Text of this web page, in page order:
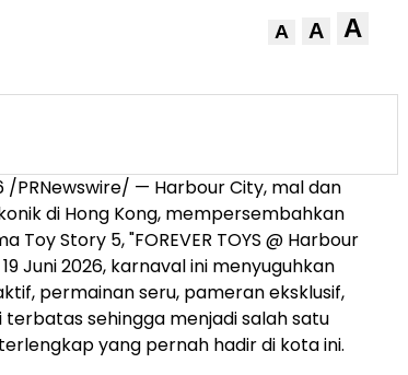
A A A
/PRNewswire/ — Harbour City, mal dan
di Hong Kong, mempersembahkan
Story 5, "FOREVER TOYS @ Harbour
Juni 2026, karnaval ini menyuguhkan
permainan seru, pameran eksklusif,
terbatas sehingga menjadi salah satu
yang pernah hadir di kota ini.